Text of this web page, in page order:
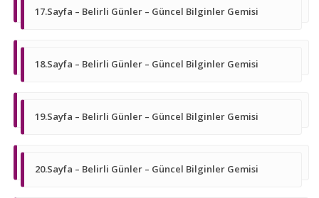
17.Sayfa – Belirli Günler – Güncel Bilginler Gemisi
18.Sayfa – Belirli Günler – Güncel Bilginler Gemisi
19.Sayfa – Belirli Günler – Güncel Bilginler Gemisi
20.Sayfa – Belirli Günler – Güncel Bilginler Gemisi